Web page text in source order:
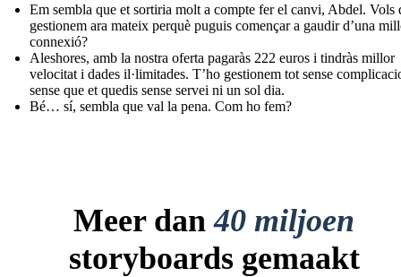
Em sembla que et sortiria molt a compte fer el canvi, Abdel. Vols
gestionem ara mateix perquè puguis començar a gaudir d’una
connexió?
Aleshores, amb la nostra oferta pagaràs 222 euros i tindràs millor
velocitat i dades il·limitades. T’ho gestionem tot sense
sense que et quedis sense servei ni un sol dia.
Bé… sí, sembla que val la pena. Com ho fem?
Meer dan40 miljoen
storyboards gemaakt